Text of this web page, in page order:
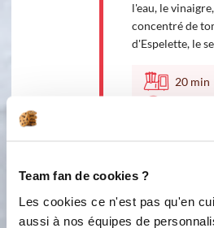
Team fan de cookies ?
Les cookies ce n'est pas qu'en
aussi à nos équipes de
l'eau, le
concentré de
d'Espelette, le
20 min
morceaux et
5min